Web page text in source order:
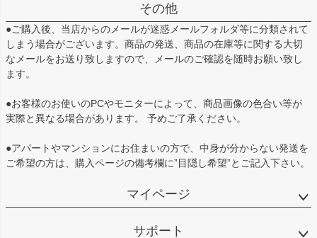
その他
●ご購入後、当店からのメールが迷惑メールフォルダ等に分類されて
しまう場合がございます。商品の発送、商品の在庫等に関する大切
なメールをお送り致しますので、メールのご確認を随時お願い致し
ます。
●お客様のお使いのPCやモニターによって、商品画像の色合い等が
実際と異なる場合があります。 予めご了承ください。
●アパートやマンションにお住まいの方で、中身が分からない発送を
ご希望の方は、購入ページの備考欄に”目隠し希望”とご記入下さい。
マイページ
サポート